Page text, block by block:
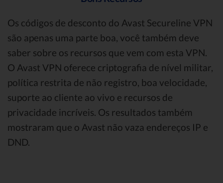
Os códigos de desconto do Avast Secureline VPN
são apenas uma parte boa, você também deve
saber sobre os recursos que vem com esta VPN.
O Avast VPN oferece criptografia de nível militar,
política restrita de não registro, boa velocidade,
suporte ao cliente ao vivo e recursos de
privacidade incríveis. Os resultados também
mostraram que o Avast não vaza endereços IP e
DND.